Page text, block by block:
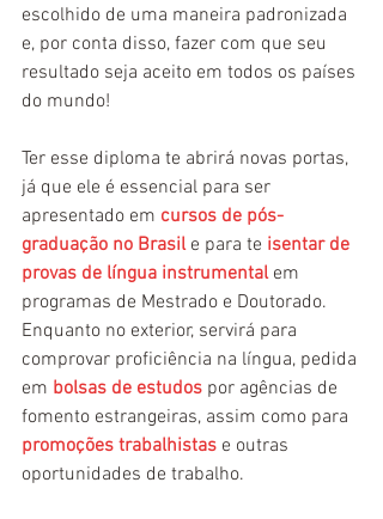
escolhido de uma maneira padronizada
e, por conta disso, fazer com que seu
resultado seja aceito em todos os países
do mundo!
Ter esse diploma te abrirá novas portas,
já que ele é essencial para ser
apresentado em cursos de pós-
graduação no Brasil e para te isentar de
provas de língua instrumental em
programas de Mestrado e Doutorado.
Enquanto no exterior, servirá para
comprovar proficiência na língua, pedida
em bolsas de estudos por agências de
fomento estrangeiras, assim como para
promoções trabalhistas e outras
oportunidades de trabalho.